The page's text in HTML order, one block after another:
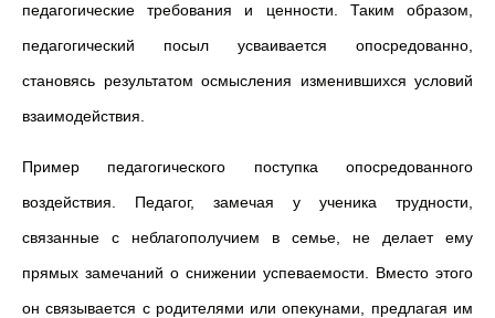
педагогические требования и ценности. Таким образом,
педагогический посыл усваивается опосредованно,
становясь результатом осмысления изменившихся условий
взаимодействия.
Пример педагогического поступка опосредованного
воздействия. Педагог, замечая у ученика трудности,
связанные с неблагополучием в семье, не делает ему
прямых замечаний о снижении успеваемости. Вместо этого
он связывается с родителями или опекунами, предлагая им